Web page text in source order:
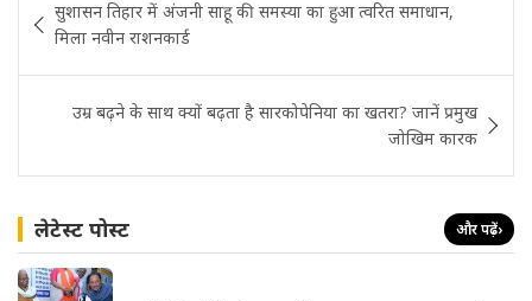
navigation
सुशासन तिहार में अंजनी साहू की समस्या का हुआ त्वरित समाधान,
मिला नवीन राशनकार्ड
उम्र बढ़ने के साथ क्यों बढ़ता है सारकोपेनिया का खतरा? जानें प्रमुख
जोखिम कारक
लेटेस्ट पोस्ट और पढ़ें›